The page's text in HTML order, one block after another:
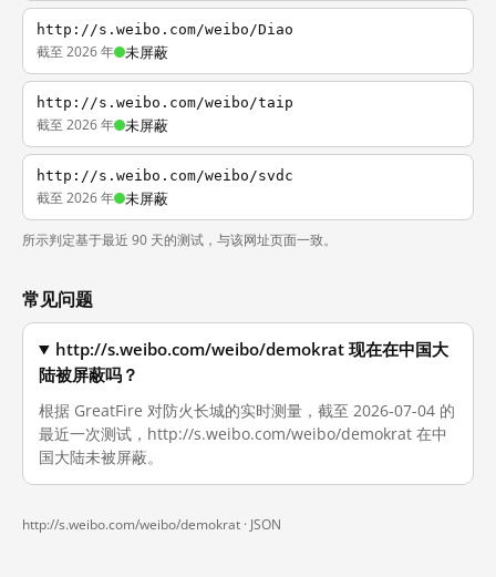
http://s.weibo.com/weibo/Diao
截至 2026 年 未屏蔽
http://s.weibo.com/weibo/taip
截至 2026 年 未屏蔽
http://s.weibo.com/weibo/svdc
截至 2026 年 未屏蔽
所示判定基于最近 90 天的测试，与该网址页面一致。
常见问题
http://s.weibo.com/weibo/demokrat 现在在中国大
陆被屏蔽吗？
根据 GreatFire 对防火长城的实时测量，截至 2026-07-04 的
最近一次测试，http://s.weibo.com/weibo/demokrat 在中
国大陆未被屏蔽。
http://s.weibo.com/weibo/demokrat · JSON